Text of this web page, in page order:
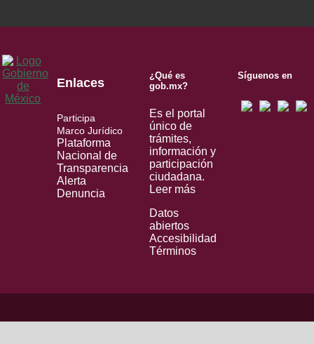
Enlaces
Participa
Marco Jurídico
Plataforma
Nacional de
Transparencia
Alerta
Denuncia
¿Qué es
gob.mx?
Es el portal
único de
trámites,
información y
participación
ciudadana.
Leer más
Datos
abiertos
Accesibilidad
Términos
Síguenos en